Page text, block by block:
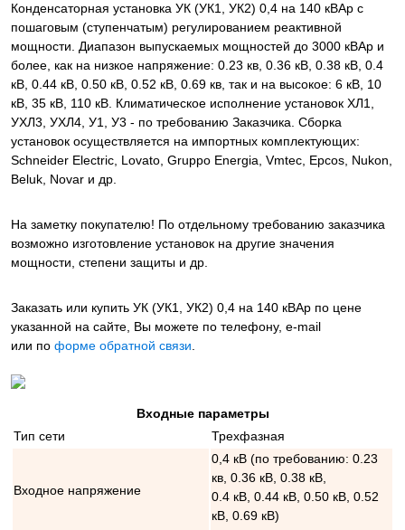
Конденсаторная установка УК (УК1, УК2) 0,4 на 140 кВАр с
пошаговым (ступенчатым) регулированием реактивной
мощности. Диапазон выпускаемых мощностей до 3000 кВАр и
более, как на низкое напряжение: 0.23 кв, 0.36 кВ, 0.38 кВ, 0.4
кВ, 0.44 кВ, 0.50 кВ, 0.52 кВ, 0.69 кв, так и на высокое: 6 кВ, 10
кВ, 35 кВ, 110 кВ. Климатическое исполнение установок ХЛ1,
УХЛ3, УХЛ4, У1, У3 - по требованию Заказчика. Сборка
установок осуществляется на импортных комплектующих:
Schneider Electric, Lovato, Gruppo Energia, Vmtec, Epcos, Nukon,
Beluk, Novar и др.
На заметку покупателю! По отдельному требованию заказчика
возможно изготовление установок на другие значения
мощности, степени защиты и др.
Заказать или купить УК (УК1, УК2) 0,4 на 140 кВАр по цене
указанной на сайте, Вы можете по телефону, e-mail
или по форме обратной связи.
Входные параметры
Тип сети
Трехфазная
Входное напряжение
0,4 кВ (по требованию: 0.23
кв, 0.36 кВ, 0.38 кВ,
0.4 кВ, 0.44 кВ, 0.50 кВ, 0.52
кВ, 0.69 кВ)